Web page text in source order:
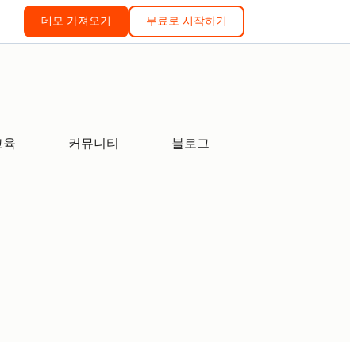
데모 가져오기 무료로 시작하기
육 커뮤니티 블로그